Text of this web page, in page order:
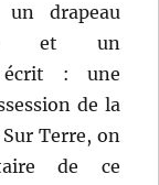
un drapeau
et un
écrit : une
de la
Terre, on
de ce